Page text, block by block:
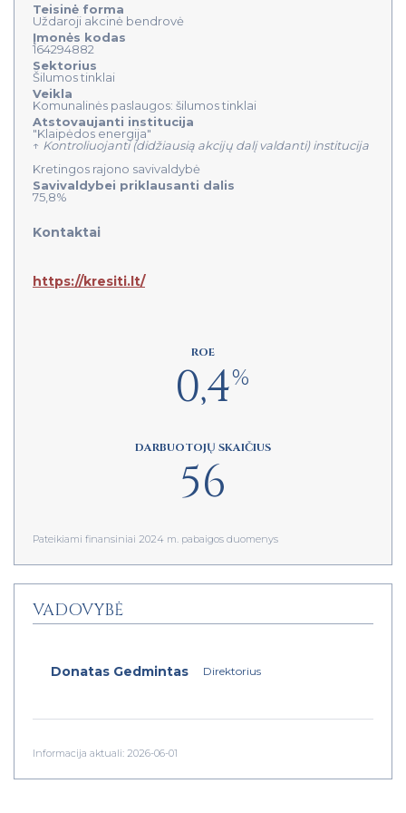
Teisinė forma
Uždaroji akcinė bendrovė
Įmonės kodas
164294882
Sektorius
Šilumos tinklai
Veikla
Komunalinės paslaugos: šilumos tinklai
Atstovaujanti institucija
"Klaipėdos energija"
↑ Kontroliuojanti (didžiausią akcijų dalį valdanti) institucija
Kretingos rajono savivaldybė
Savivaldybei priklausanti dalis
75,8%
Kontaktai
https://kresiti.lt/
ROE
0,4%
DARBUOTOJŲ SKAIČIUS
56
Pateikiami finansiniai 2024 m. pabaigos duomenys
VADOVYBĖ
Donatas Gedmintas Direktorius
Informacija aktuali: 2026-06-01